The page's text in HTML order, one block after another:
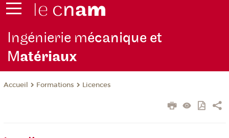
Ingénierie mécanique et
Matériaux
Accueil Formations Licences